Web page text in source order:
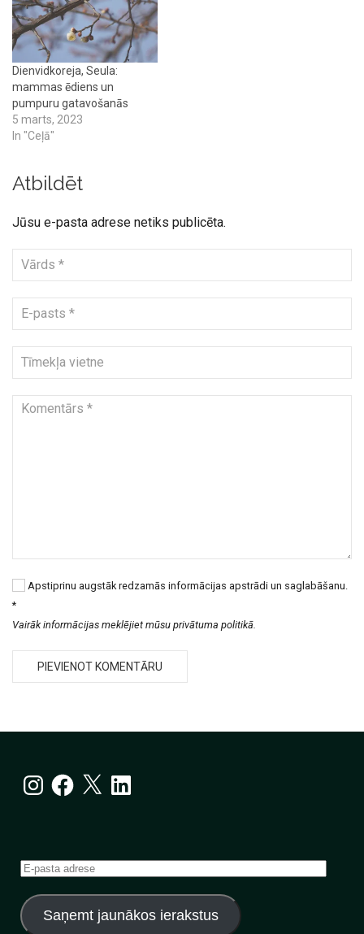
Dienvidkoreja, Seula:
mammas ēdiens un
pumpuru gatavošanās
5 marts, 2023
In "Ceļā"
Atbildēt
Jūsu e-pasta adrese netiks publicēta.
Apstiprinu augstāk redzamās informācijas apstrādi un saglabāšanu.
*
Vairāk informācijas meklējiet mūsu privātuma politikā.
InstagramFacebook
X LinkedIn
E-
adrese
Saņemt jaunākos ierakstus